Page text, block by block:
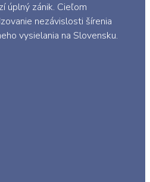
úplný zánik. Cieľom
nezávislosti šírenia
vysielania na Slovensku.